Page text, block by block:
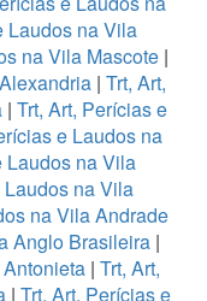
Laudos na Vila
na Vila Mascote |
| Trt, Art,
| Trt, Art, Perícias e
e Laudos na
Laudos na Vila
na Vila
na Vila Andrade
Anglo Brasileira |
| Trt, Art,
| Trt, Art, Perícias e